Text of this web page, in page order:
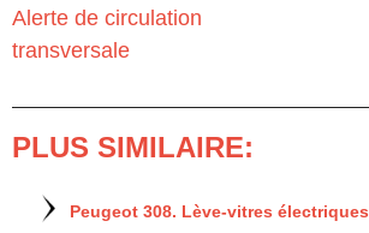
Alerte de circulation
transversale
PLUS SIMILAIRE:
Peugeot 308. Lève-vitres électriques